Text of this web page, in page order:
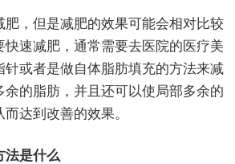
肥，但是减肥的效果可能会相对比较
快速减肥，通常需要去医院的医疗美
针或者是做自体脂肪填充的方法来减
余的脂肪，并且还可以使局部多余的
达到改善的效果。
法是什么